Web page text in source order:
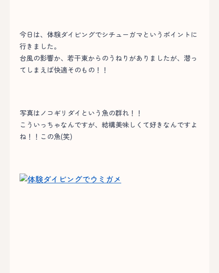
今日は、体験ダイビングでシチューガマというポイントに
行きました。
台風の影響か、若干東からのうねりがありましたが、潜っ
てしまえば快適そのもの！！
写真はノコギリダイという魚の群れ！！
こういっちゃなんですが、結構美味しくて好きなんですよ
ね！！この魚(笑)